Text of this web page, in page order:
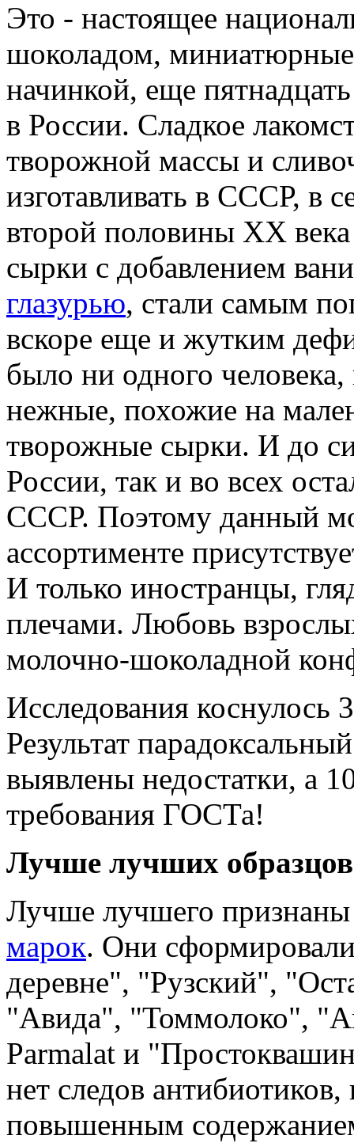
Это - настоящее
шоколадом,
начинкой, еще
в России. Сладкое
творожной массы и
изготавливать в СССР, в
второй половины XX
сырки с добавлением
глазурью, стали самым
вскоре еще и жутким
было ни одного
нежные, похожие на
творожные сырки. И до
России, так и во всех
СССР. Поэтому данный
ассортименте
И только иностранцы,
плечами. Любовь
молочно-шоколадной
Исследования коснулось
Результат
выявлены недостатки, а
требования ГОСТа!
Лучше лучших образцов
Лучше лучшего
марок. Они
деревне", "Рузский",
"Авида", "Томмолоко",
Parmalat и
нет следов
повышенным